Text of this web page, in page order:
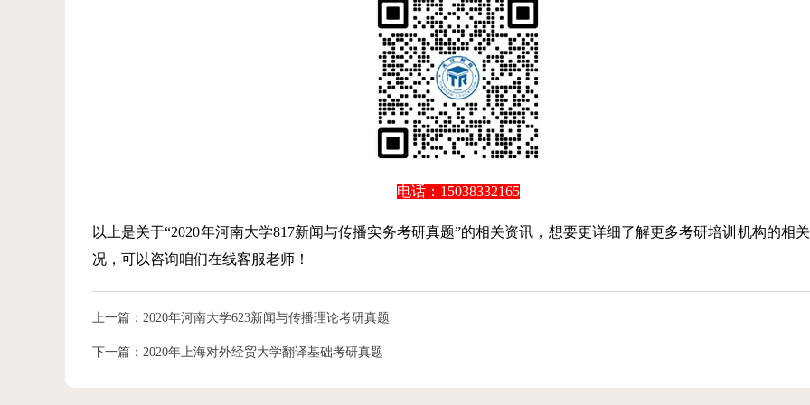
电话：15038332165
以上是关于“2020年河南大学817新闻与传播实务考研真题”的相关资讯，想要更详细了解更多考研培训机构的相
况，可以咨询咱们在线客服老师！
上一篇： 2020年河南大学623新闻与传播理论考研真题
下一篇： 2020年上海对外经贸大学翻译基础考研真题